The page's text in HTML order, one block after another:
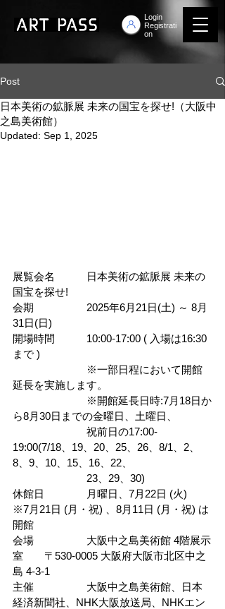
Login
Registrati
on
Post
日本美術の鉱脈展 未来の国宝を探せ!（大阪中
之島美術館）
Updated: Sep 1, 2025
展覧会名　　　日本美術の鉱脈展 未来の
国宝を探せ!
会期　　　　　2025年6月21日(土) ～ 8月
31日(日)
開場時間　　　10:00-17:00 ( 入場は16:30
まで )
※一部日程において開館
延長を実施します。
※開館延長日時:7月18日か
ら8月30日までの金曜日、土曜日、
祝前日の17:00-
19:00(7/18、19、20、25、26、8/1、2、
8、9、10、15、16、22、
23、29、30)
休館日　　　　月曜日、7月22日 (火)
※7月21日 (月・祝) 、8月11日 (月・祝) は
開館
会場　　　　　大阪中之島美術館 4階展示
室　　〒530-0005 大阪府大阪市北区中之
島 4-3-1
主催　　　　　大阪中之島美術館、日本
経済新聞社、NHK大阪放送局、NHKエン